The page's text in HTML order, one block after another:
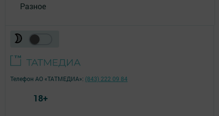
Разное
Телефон АО «ТАТМЕДИА»: (843) 222 09 84
18+